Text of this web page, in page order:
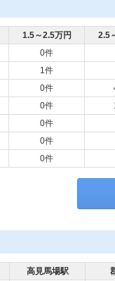
1.5～2.5万円
2.5
0件
1件
0件
0件
0件
0件
0件
高見馬場駅